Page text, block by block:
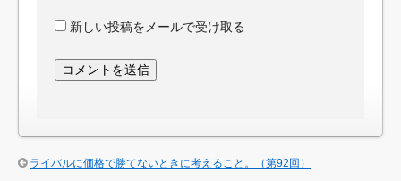
新しい投稿をメールで受け取る
ライバルに価格で勝てないときに考えること。（第92回）